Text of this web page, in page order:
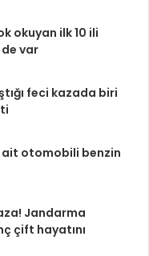
okuyan ilk 10 ili
de var
feci kazada biri
ait otomobili benzin
Jandarma
çift hayatını